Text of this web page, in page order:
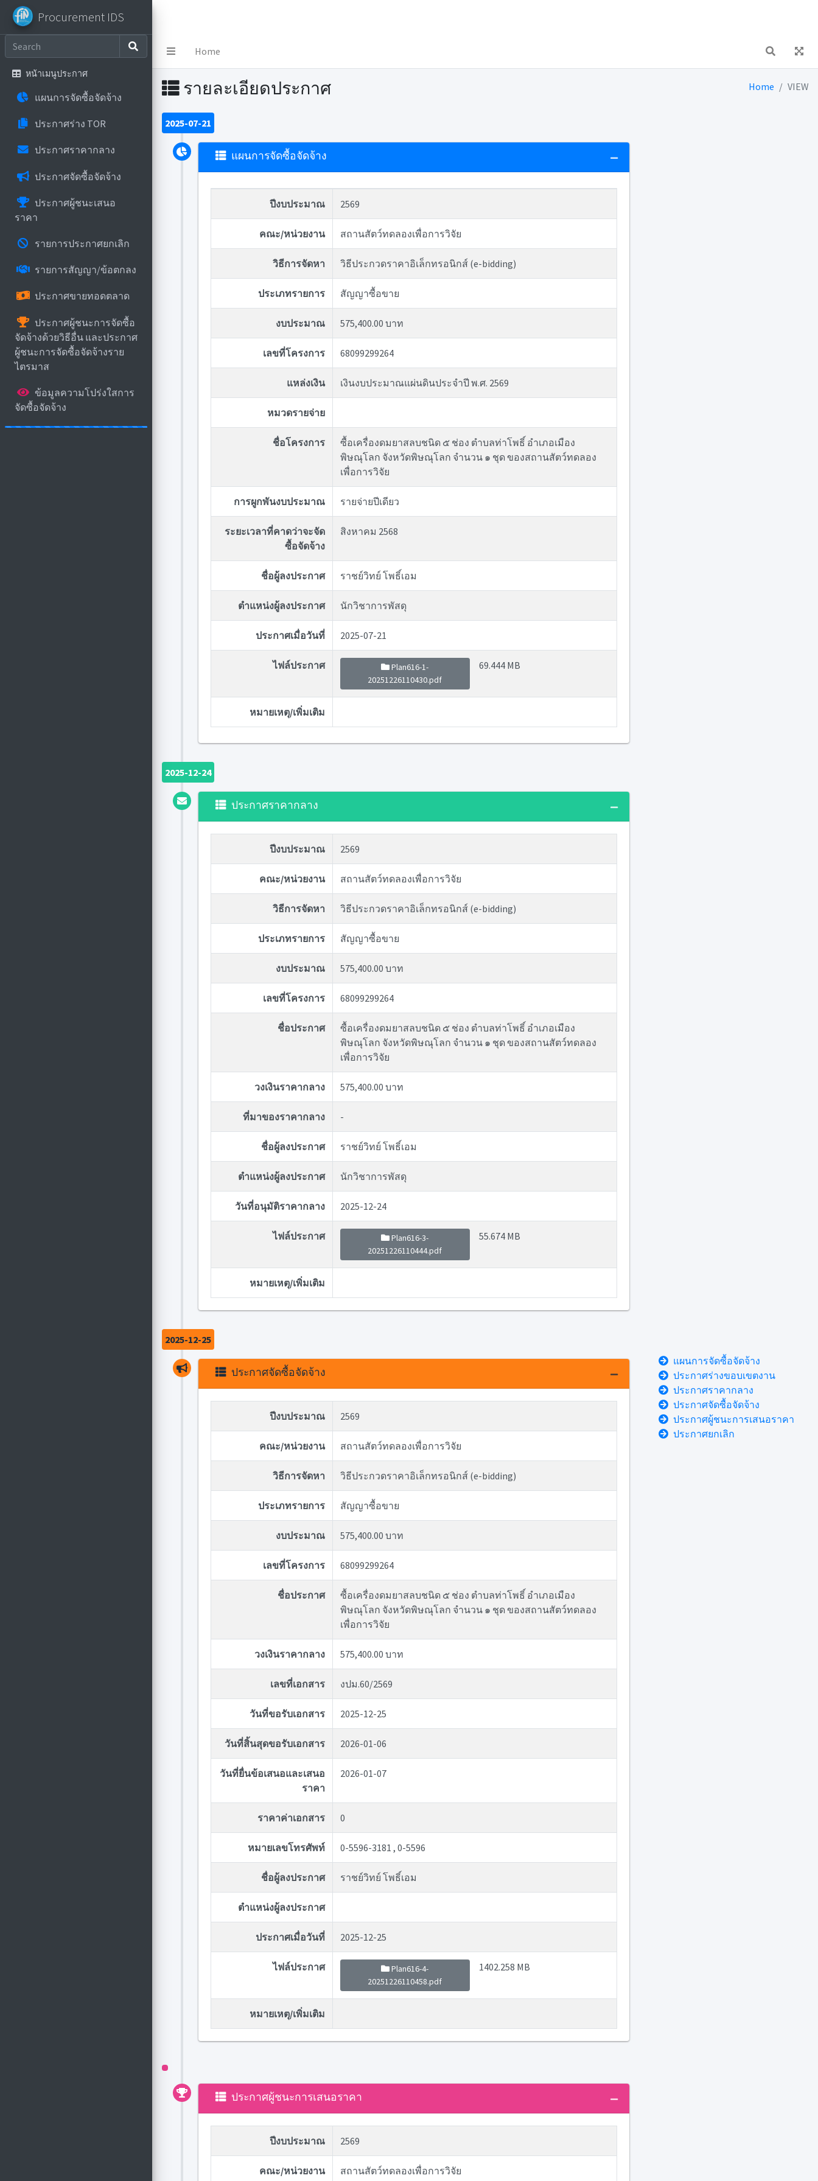
Procurement IDS
Home
Procurement IDS
หน้าเมนูประกาศ
แผนการจัดซื้อจัดจ้าง
ประกาศร่าง TOR
ประกาศราคากลาง
ประกาศจัดซื้อจัดจ้าง
ประกาศผู้ชนะเสนอ
ราคา
รายการประกาศยกเลิก
รายการสัญญา/ข้อตกลง
ประกาศขายทอดตลาด
ประกาศผู้ชนะการจัดซื้อ
จัดจ้างด้วยวิธีอื่น และประกาศ
ผู้ชนะการจัดซื้อจัดจ้างราย
ไตรมาส
ข้อมูลความโปร่งใสการ
จัดซื้อจัดจ้าง
รายละเอียดประกาศ Home VIEW
2025-07-21
แผนการจัดซื้อจัดจ้าง
ปีงบประมาณ 2569
คณะ/หน่วยงาน สถานสัตว์ทดลองเพื่อการวิจัย
วิธีการจัดหา วิธีประกวดราคาอิเล็กทรอนิกส์ (e-bidding)
ประเภทรายการ สัญญาซื้อขาย
งบประมาณ 575,400.00 บาท
เลขที่โครงการ 68099299264
แหล่งเงิน เงินงบประมาณแผ่นดินประจำปี พ.ศ. 2569
หมวดรายจ่าย
ชื่อโครงการ
ซื้อเครื่องดมยาสลบชนิด ๕ ช่อง ตำบลท่าโพธิ์ อำเภอเมือง
พิษณุโลก จังหวัดพิษณุโลก จำนวน ๑ ชุด ของสถานสัตว์ทดลอง
เพื่อการวิจัย
การผูกพันงบประมาณ รายจ่ายปีเดียว
ระยะเวลาที่คาดว่าจะจัด
ซื้อจัดจ้าง
สิงหาคม 2568
ชื่อผู้ลงประกาศ ราชย์วิทย์ โพธิ์เอม
ตำแหน่งผู้ลงประกาศ นักวิชาการพัสดุ
ประกาศเมื่อวันที่ 2025-07-21
ไฟล์ประกาศ
Plan616-1-
20251226110430.pdf
69.444 MB
หมายเหตุ/เพิ่มเติม
2025-12-24
ประกาศราคากลาง
ปีงบประมาณ 2569
คณะ/หน่วยงาน สถานสัตว์ทดลองเพื่อการวิจัย
วิธีการจัดหา วิธีประกวดราคาอิเล็กทรอนิกส์ (e-bidding)
ประเภทรายการ สัญญาซื้อขาย
งบประมาณ 575,400.00 บาท
เลขที่โครงการ 68099299264
ชื่อประกาศ
ซื้อเครื่องดมยาสลบชนิด ๕ ช่อง ตำบลท่าโพธิ์ อำเภอเมือง
พิษณุโลก จังหวัดพิษณุโลก จำนวน ๑ ชุด ของสถานสัตว์ทดลอง
เพื่อการวิจัย
วงเงินราคากลาง 575,400.00 บาท
ที่มาของราคากลาง -
ชื่อผู้ลงประกาศ ราชย์วิทย์ โพธิ์เอม
ตำแหน่งผู้ลงประกาศ นักวิชาการพัสดุ
วันที่อนุมัติราคากลาง 2025-12-24
ไฟล์ประกาศ
Plan616-3-
20251226110444.pdf
55.674 MB
หมายเหตุ/เพิ่มเติม
2025-12-25
ประกาศจัดซื้อจัดจ้าง
ปีงบประมาณ 2569
คณะ/หน่วยงาน สถานสัตว์ทดลองเพื่อการวิจัย
วิธีการจัดหา วิธีประกวดราคาอิเล็กทรอนิกส์ (e-bidding)
ประเภทรายการ สัญญาซื้อขาย
งบประมาณ 575,400.00 บาท
เลขที่โครงการ 68099299264
ชื่อประกาศ
ซื้อเครื่องดมยาสลบชนิด ๕ ช่อง ตำบลท่าโพธิ์ อำเภอเมือง
พิษณุโลก จังหวัดพิษณุโลก จำนวน ๑ ชุด ของสถานสัตว์ทดลอง
เพื่อการวิจัย
วงเงินราคากลาง 575,400.00 บาท
เลขที่เอกสาร งปม.60/2569
วันที่ขอรับเอกสาร 2025-12-25
วันที่สิ้นสุดขอรับเอกสาร 2026-01-06
วันที่ยื่นข้อเสนอและเสนอ
ราคา
2026-01-07
ราคาค่าเอกสาร 0
หมายเลขโทรศัพท์ 0-5596-3181 , 0-5596
ชื่อผู้ลงประกาศ ราชย์วิทย์ โพธิ์เอม
ตำแหน่งผู้ลงประกาศ
ประกาศเมื่อวันที่ 2025-12-25
ไฟล์ประกาศ
Plan616-4-
20251226110458.pdf
1402.258 MB
หมายเหตุ/เพิ่มเติม
ประกาศผู้ชนะการเสนอราคา
ปีงบประมาณ 2569
คณะ/หน่วยงาน สถานสัตว์ทดลองเพื่อการวิจัย
แผนการจัดซื้อจัดจ้าง
ประกาศร่างขอบเขตงาน
ประกาศราคากลาง
ประกาศจัดซื้อจัดจ้าง
ประกาศผู้ชนะการเสนอราคา
ประกาศยกเลิก